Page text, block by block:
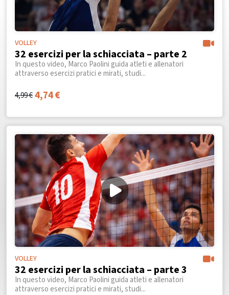
VOLLEY
32 esercizi per la schiacciata – parte 2
In questo video, Marco Paolini guida atleti e allenatori
attraverso esercizi pratici e mirati, studi...
4,99€4,74€
VOLLEY
32 esercizi per la schiacciata – parte 3
In questo video, Marco Paolini guida atleti e allenatori
attraverso esercizi pratici e mirati, studi...